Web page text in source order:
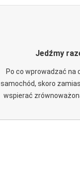
Jedźmy
Po co wprowadzać na
samochód, skoro
wspierać